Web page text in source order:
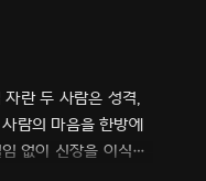
자란 두 사람은 성격,
람의 마음을 한방에
없이 신장을 이식해